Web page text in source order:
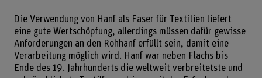
Die Verwendung von Hanf als Faser für Textilien liefert
eine gute Wertschöpfung, allerdings müssen dafür gewisse
Anforderungen an den Rohhanf erfüllt sein, damit eine
Verarbeitung möglich wird. Hanf war neben Flachs bis
Ende des 19. Jahrhunderts die weltweit verbreitetste und